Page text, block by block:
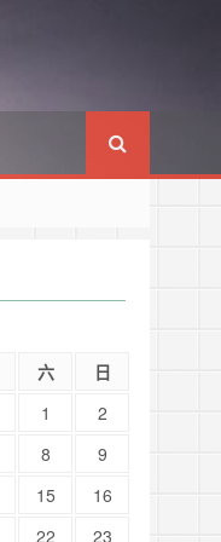
六
日
1
2
8
9
15
16
22 23